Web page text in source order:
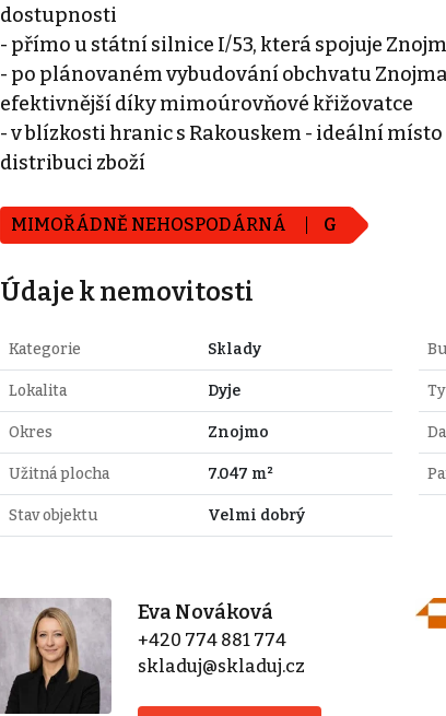
dostupnosti
- přímo u státní silnice I/53, která spojuje
- po plánovaném vybudování obchvatu
efektivnější díky mimoúrovňové křižovatce
- v blízkosti hranic s Rakouskem - ideální
distribuci zboží
MIMOŘÁDNĚ NEHOSPODÁRNÁ G
Údaje k nemovitosti
Kategorie Sklady
Lokalita Dyje
Okres Znojmo
Užitná plocha 7.047 m²
Stav objektu Velmi dobrý
Eva Nováková
+420 774 881 774
skladuj@skladuj.cz